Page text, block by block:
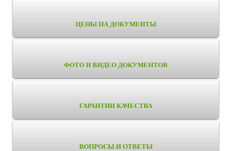
ЦЕНЫ НА ДОКУМЕНТЫ
ФОТО И ВИДЕО ДОКУМЕНТОВ
ГАРАНТИИ КАЧЕСТВА
ВОПРОСЫ И ОТВЕТЫ